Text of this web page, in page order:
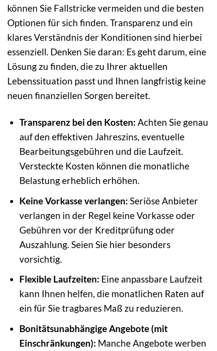
können Sie Fallstricke vermeiden und die besten
Optionen für sich finden. Transparenz und ein
klares Verständnis der Konditionen sind hierbei
essenziell. Denken Sie daran: Es geht darum, eine
Lösung zu finden, die zu Ihrer aktuellen
Lebenssituation passt und Ihnen langfristig keine
neuen finanziellen Sorgen bereitet.
Transparenz bei den Kosten: Achten Sie genau
auf den effektiven Jahreszins, eventuelle
Bearbeitungsgebühren und die Laufzeit.
Versteckte Kosten können die monatliche
Belastung erheblich erhöhen.
Keine Vorkasse verlangen: Seriöse Anbieter
verlangen in der Regel keine Vorkasse oder
Gebühren vor der Kreditprüfung oder
Auszahlung. Seien Sie hier besonders
vorsichtig.
Flexible Laufzeiten: Eine anpassbare Laufzeit
kann Ihnen helfen, die monatlichen Raten auf
ein für Sie tragbares Maß zu reduzieren.
Bonitätsunabhängige Angebote (mit
Einschränkungen): Manche Angebote werben